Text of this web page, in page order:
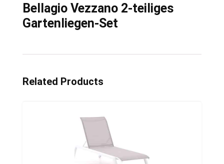
Bellagio Vezzano 2-teiliges
Gartenliegen-Set
Related Products